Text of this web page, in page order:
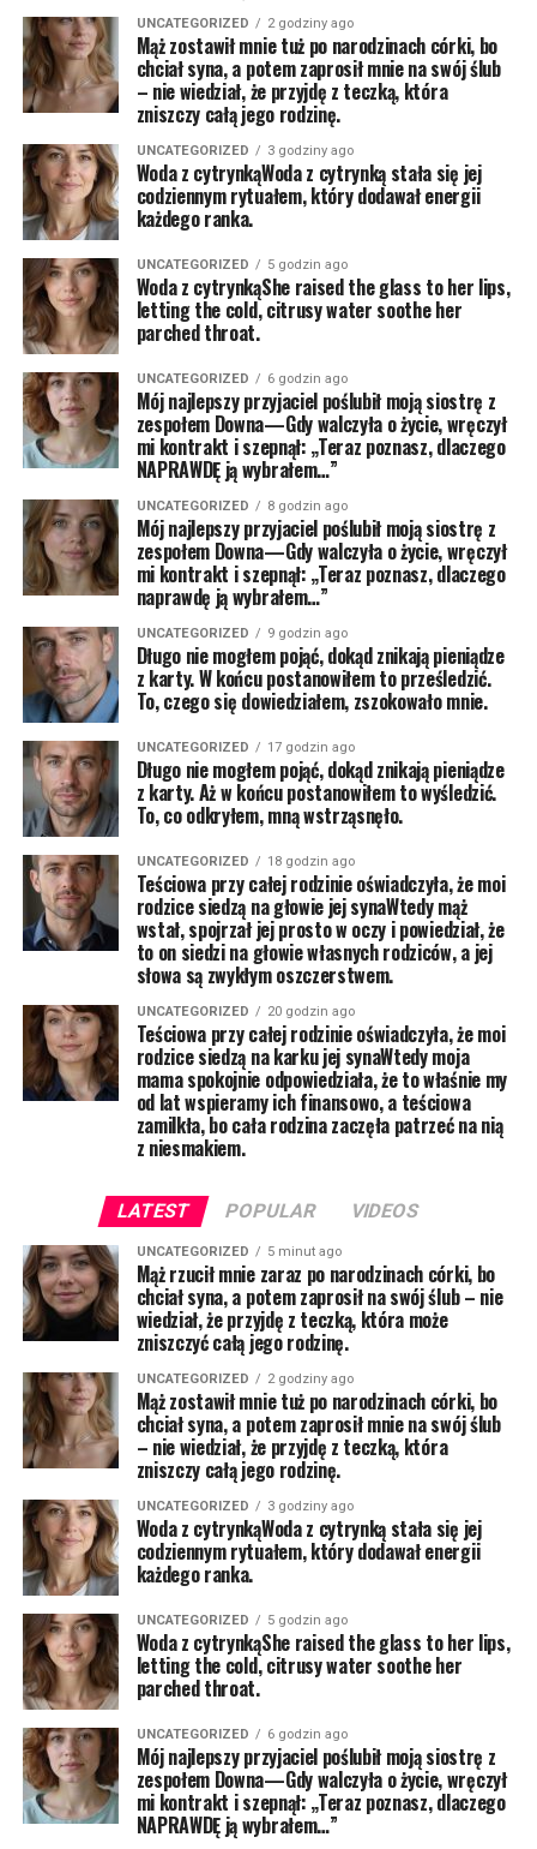
UNCATEGORIZED 2 godziny ago
Mąż zostawił mnie tuż po narodzinach córki, bo
chciał syna, a potem zaprosił mnie na swój ślub
– nie wiedział, że przyjdę z teczką, która
zniszczy całą jego rodzinę.
UNCATEGORIZED 3 godziny ago
Woda z cytrynkąWoda z cytrynką stała się jej
codziennym rytuałem, który dodawał energii
każdego ranka.
UNCATEGORIZED 5 godzin ago
Woda z cytrynkąShe raised the glass to her lips,
letting the cold, citrusy water soothe her
parched throat.
UNCATEGORIZED 6 godzin ago
Mój najlepszy przyjaciel poślubił moją siostrę z
zespołem Downa—Gdy walczyła o życie, wręczył
mi kontrakt i szepnął: „Teraz poznasz, dlaczego
NAPRAWDĘ ją wybrałem…”
UNCATEGORIZED 8 godzin ago
Mój najlepszy przyjaciel poślubił moją siostrę z
zespołem Downa—Gdy walczyła o życie, wręczył
mi kontrakt i szepnął: „Teraz poznasz, dlaczego
naprawdę ją wybrałem…”
UNCATEGORIZED 9 godzin ago
Długo nie mogłem pojąć, dokąd znikają pieniądze
z karty. W końcu postanowiłem to prześledzić.
To, czego się dowiedziałem, zszokowało mnie.
UNCATEGORIZED 17 godzin ago
Długo nie mogłem pojąć, dokąd znikają pieniądze
z karty. Aż w końcu postanowiłem to wyśledzić.
To, co odkryłem, mną wstrząsnęło.
UNCATEGORIZED 18 godzin ago
Teściowa przy całej rodzinie oświadczyła, że moi
rodzice siedzą na głowie jej synaWtedy mąż
wstał, spojrzał jej prosto w oczy i powiedział, że
to on siedzi na głowie własnych rodziców, a jej
słowa są zwykłym oszczerstwem.
UNCATEGORIZED 20 godzin ago
Teściowa przy całej rodzinie oświadczyła, że moi
rodzice siedzą na karku jej synaWtedy moja
mama spokojnie odpowiedziała, że to właśnie my
od lat wspieramy ich finansowo, a teściowa
zamilkła, bo cała rodzina zaczęła patrzeć na nią
z niesmakiem.
LATEST POPULAR VIDEOS
UNCATEGORIZED 5 minut ago
Mąż rzucił mnie zaraz po narodzinach córki, bo
chciał syna, a potem zaprosił na swój ślub – nie
wiedział, że przyjdę z teczką, która może
zniszczyć całą jego rodzinę.
UNCATEGORIZED 2 godziny ago
Mąż zostawił mnie tuż po narodzinach córki, bo
chciał syna, a potem zaprosił mnie na swój ślub
– nie wiedział, że przyjdę z teczką, która
zniszczy całą jego rodzinę.
UNCATEGORIZED 3 godziny ago
Woda z cytrynkąWoda z cytrynką stała się jej
codziennym rytuałem, który dodawał energii
każdego ranka.
UNCATEGORIZED 5 godzin ago
Woda z cytrynkąShe raised the glass to her lips,
letting the cold, citrusy water soothe her
parched throat.
UNCATEGORIZED 6 godzin ago
Mój najlepszy przyjaciel poślubił moją siostrę z
zespołem Downa—Gdy walczyła o życie, wręczył
mi kontrakt i szepnął: „Teraz poznasz, dlaczego
NAPRAWDĘ ją wybrałem…”